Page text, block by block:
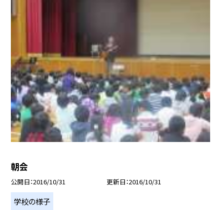
朝会
公開日 2016/10/31 更新日 2016/10/31
学校の様子